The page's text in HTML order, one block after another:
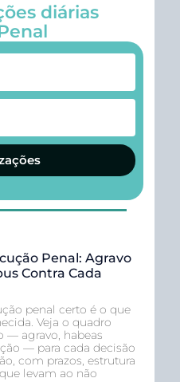
diárias
Penal: Agravo
Contra Cada
penal certo é o que
Veja o quadro
— agravo, habeas
— para cada decisão
com prazos, estrutura
levam ao não